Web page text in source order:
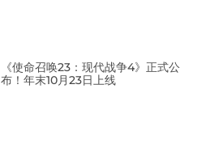
《使命召唤23：现代战争4》正式公
布！年末10月23日上线